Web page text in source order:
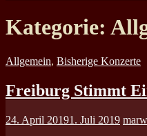
Kategorie:
Allgemein, Bisherige Konzerte
Freiburg Stimmt
24. April 20191. Juli 2019